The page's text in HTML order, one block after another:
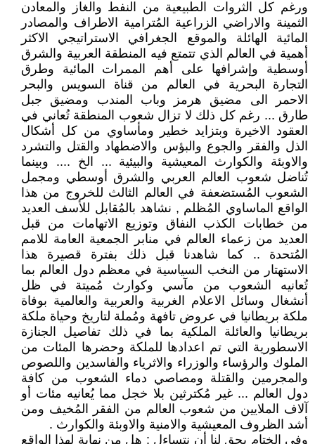
ورغم كل الثروات الطبيعية من النفط والغاز والمعادن
الثمينة والاراضي الزراعية المُترامية الاطراف والمصادر
المائية الهائلة والموقع الجغرافي الاستراتيجي الاكثر
أهمية في العالم الذي تتمتع فيه المنطقة العربية والشرق
أوسطية وإشرافها على أهم الممرات المائية وطرق
التجارة البحرية في العالم من قناة السويس والبحر
الاحمر الى مضيق هرمز وباب المندب ومضيق جبل
طارق ... رغم كل ذلك لا تزال شعوب المنطقة تُعاني في
العقود الاخيرة وبتزايد خطير ومأساوي من كل أشكال
الذل والفقر والجوع والبؤس والاضطهاد والقتل والتشرد
والاوبئة والكوارث المعيشية والبيئية ... الخ .... وبينما
تُناضل شعوب العالم العربي والشرق أوسطي ومجمل
الشعوب المُستضعفة في العالم الثالث للخروج من هذا
الواقع الماساوي المُظلم , نشاهد بالمُقابل للأسف العديد
من خطابات الكذب النفاق وتوزيع الاتهامات من قبل
العديد من زعماء العالم في منابر الجمعية العامة للامم
المُتحدة .. كما شاهدنا قبل ذلك بفترة قصيرة هذا
الاستهتار من النخب السياسية في معظم دول العالم بما
تُعانيه الشعوب من مآسي وكوارث مُميتة في ظل
أنشغال وسائل الاعلام الغربية والعربية والعالمية بوفاة
ملكة بريطانيا في عروض تافهة ومُملة لتاريخ وحياة ملكة
بريطانيا والعائلة الملكية بما في ذلك تفاصيل الجنازة
الاسطورية التي تم اعدادها للملكة وحضرها المئات من
الملوك والرؤساء والوزراء والاثرياء والفاسدين واللصوص
والمجرمين والقتلة ومصاصي دماء الشعوب من كافة
دول العالم ... غير مُكترثين بلا خجل مما يُعانيه مئات أو
آلاف الملايين من شعوب العالم من الفقر المُخيف ومن
أشد الظروف المعيشية والامنية والاوبئة والكوارث .
وفي الختام يحق لنا أن نتساءل : هل من نهاية لهذا الواقع